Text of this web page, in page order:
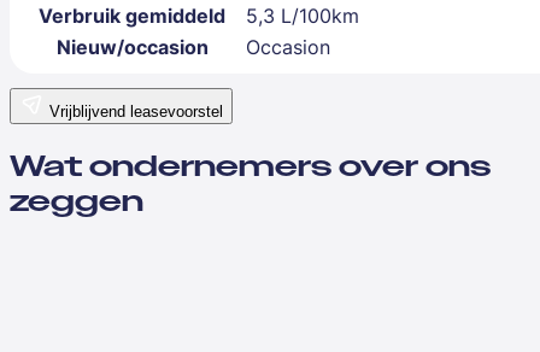
Verbruik gemiddeld
5,3 L/100km
Nieuw/occasion
Occasion
Vrijblijvend leasevoorstel
Wat ondernemers over ons
zeggen